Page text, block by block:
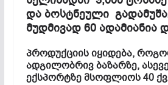
და ბოსტნეული
მუდმივად 60 ადამიანია
პროდუქციის იყიდება,
ადგილობრივ ბაზარზე,
ექსპორტზე მსოფლიოს 40